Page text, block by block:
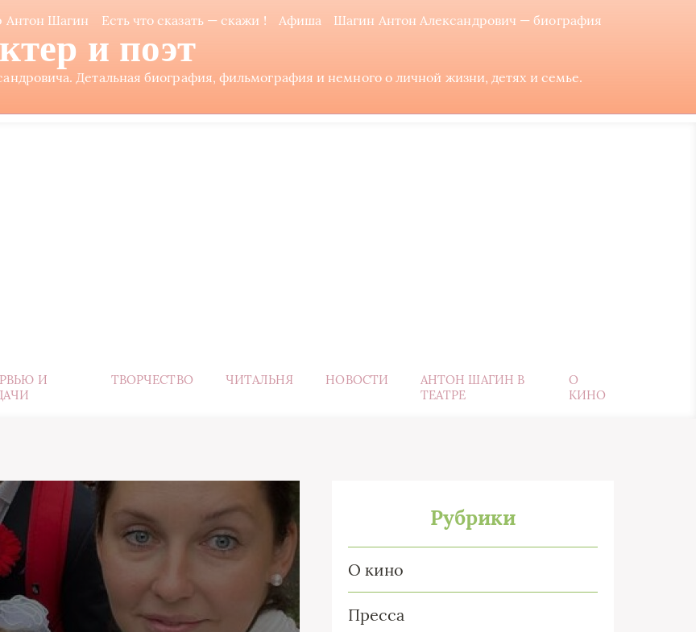
Антон Шагин Есть что сказать — скажи ! Афиша Шагин Антон Александрович — биография
и поэт
Детальная биография, фильмография и немного о личной жизни, детях и семье.
И
ТВОРЧЕСТВО ЧИТАЛЬНЯ НОВОСТИ
АНТОН ШАГИН В
ТЕАТРЕ
О
КИНО
Рубрики
О кино
Пресса